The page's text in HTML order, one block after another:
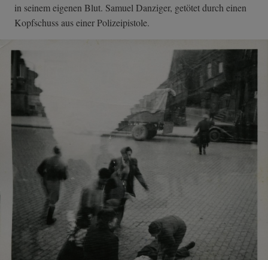
in seinem eigenen Blut. Samuel Danziger, getötet durch einen
Kopfschuss aus einer Polizeipistole.